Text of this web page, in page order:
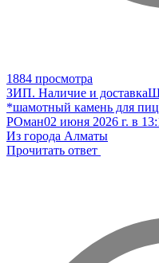
1884 просмотра
ЗИП. Наличие и доставка
*шамотный камень для
РОман02 июня 2026 г. в
Из города Алматы
Прочитать ответ